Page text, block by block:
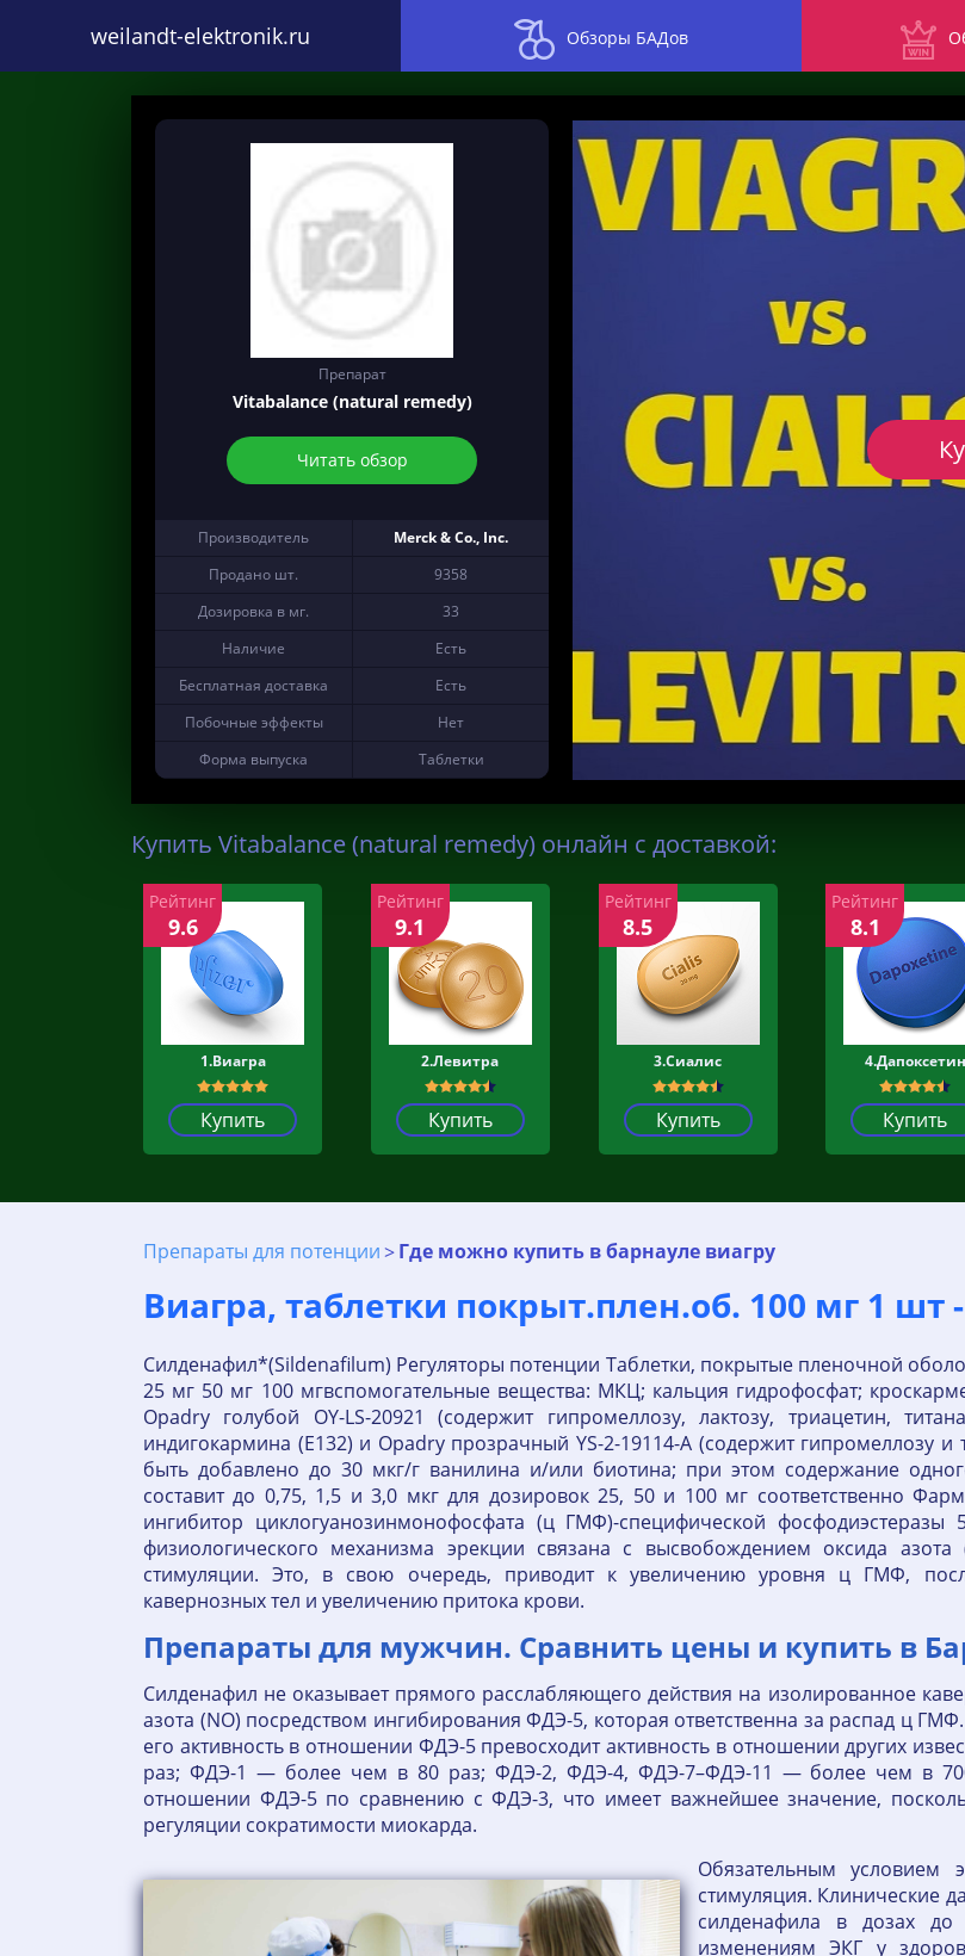
weilandt-elektronik.ru Обзоры БАДов
Препарат
Vitabalance (natural remedy)
Читать обзор
Производитель
Merck & Co., Inc.
Продано шт.
9358
Дозировка в мг.
33
Наличие
Есть
Бесплатная доставка
Есть
Побочные эффекты
Нет
Форма выпуска
Таблетки
Купить Vitabalance (natural remedy) онлайн с доставкой:
1.Виагра
Купить
Рейтинг
9.6
2.Левитра
Купить
Рейтинг
9.1
3.Сиалис
Купить
Рейтинг
8.5
4.Дапоксетин
Купить
Рейтинг
8.1
Препараты для потенции Где можно купить в барнауле виагру
Виагра, таблетки покрыт.плен.об. 100 мг 1 шт
Силденафил*(Sildenafilum) Регуляторы потенции Таблетки, покрытые пленочной
25 мг 50 мг 100 мгвспомогательные вещества: МКЦ; кальция гидрофосфат;
Opadry голубой OY-LS-20921 (содержит гипромеллозу, лактозу, триацетин,
индигокармина (Е132) и Opadry прозрачный YS-2-19114-A (содержит гипромеллозу
быть добавлено до 30 мкг/г ванилина и/или биотина; при этом содержание
составит до 0,75, 1,5 и 3,0 мкг для дозировок 25, 50 и 100 мг соответственно
ингибитор циклогуанозинмонофосфата (ц ГМФ)-специфической
физиологического механизма эрекции связана с высвобождением оксида
стимуляции. Это, в свою очередь, приводит к увеличению уровня ц ГМФ,
кавернозных тел и увеличению притока крови.
Препараты для мужчин. Сравнить цены и купить в
Силденафил не оказывает прямого расслабляющего действия на изолированное
азота (NO) посредством ингибирования ФДЭ-5, которая ответственна за распад ц
его активность в отношении ФДЭ-5 превосходит активность в отношении других
раз; ФДЭ-1 — более чем в 80 раз; ФДЭ-2, ФДЭ-4, ФДЭ-7–ФДЭ-11 — более чем в
отношении ФДЭ-5 по сравнению с ФДЭ-3, что имеет важнейшее значение,
регуляции сократимости миокарда.
Обязательным условием
стимуляция. Клинические
силденафила в дозах
изменениям ЭКГ у